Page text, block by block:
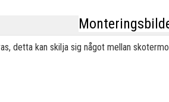
detta kan skilja sig något mellan